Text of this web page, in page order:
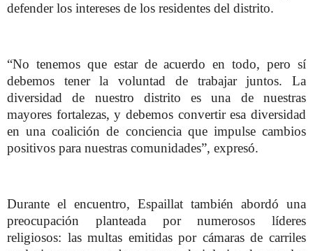
defender los intereses de los residentes del distrito.
“No tenemos que estar de acuerdo en todo, pero sí
debemos tener la voluntad de trabajar juntos. La
diversidad de nuestro distrito es una de nuestras
mayores fortalezas, y debemos convertir esa diversidad
en una coalición de conciencia que impulse cambios
positivos para nuestras comunidades”, expresó.
Durante el encuentro, Espaillat también abordó una
preocupación planteada por numerosos líderes
religiosos: las multas emitidas por cámaras de carriles